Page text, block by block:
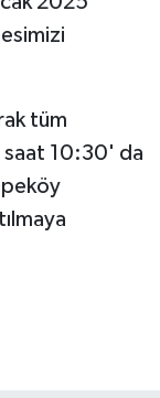
tüm
saat 10:30' da